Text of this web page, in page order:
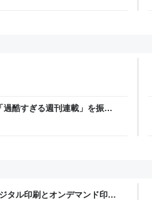
酷すぎる週刊連載」を振り
」ストイックな舞台裏 | 日刊
タル印刷とオンデマンド印刷